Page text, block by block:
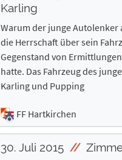
Karling
Warum der junge
die Herrschaft über sein
Gegenstand von
hatte. Das Fahrzeug des
Karling und Pupping
FF Hartkirchen
30. Juli 2015